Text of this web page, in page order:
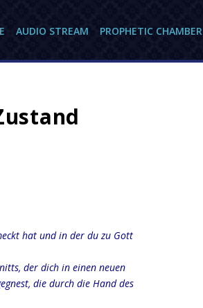
AUDIO STREAM PROPHETIC CHAMBER
hat und in der du zu Gott
der dich in einen neuen
die durch die Hand des